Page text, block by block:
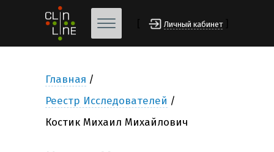
Личный кабинет
Главная
Реестр Исследователей
Костик Михаил Михайлович